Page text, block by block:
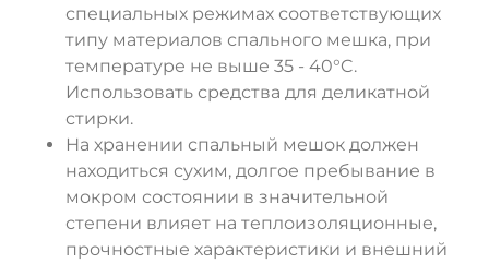
специальных режимах соответствующих
типу материалов спального мешка, при
температуре не выше 35 - 40°C.
Использовать средства для деликатной
стирки.
На хранении спальный мешок должен
находиться сухим, долгое пребывание в
мокром состоянии в значительной
степени влияет на теплоизоляционные,
прочностные характеристики и внешний